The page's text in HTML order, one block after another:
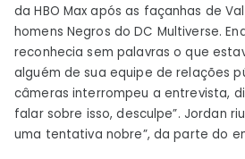
da HBO Max após as façanhas de
homens Negros do DC Multiverse.
reconhecia sem palavras o que
alguém de sua equipe de relações
câmeras interrompeu a entrevista,
falar sobre isso, desculpe”. Jordan
uma tentativa nobre”, da parte do